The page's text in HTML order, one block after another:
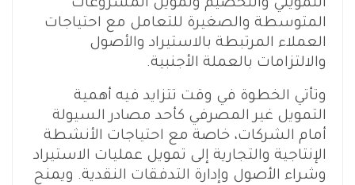
التمويلي والتخصيم وتمويل المشروعات
المتوسطة والصغيرة للتعامل مع احتياجات
العملاء المرتبطة بالاستيراد والأصول
والالتزامات بالعملة الأجنبية.
وتأتي الخطوة في وقت تتزايد فيه أهمية
التمويل غير المصرفي كأحد مصادر السيولة
أمام الشركات، خاصة مع احتياجات الأنشطة
الإنتاجية والتجارية إلى تمويل عمليات الاستيراد
وشراء الأصول وإدارة التدفقات النقدية. ويمنح